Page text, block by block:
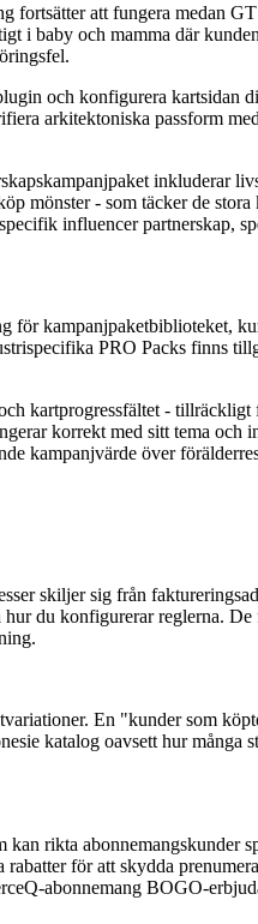
att fungera medan
i baby och mamma där
och konfigurera kartsidan
arkitektoniska passform
inkluderar
mönster - som täcker de
influencer partnerskap,
kampanjpaketbiblioteket,
PRO Packs finns
kartprogressfältet -
korrekt med sitt tema
kampanjvärde över
skiljer sig från
du konfigurerar reglerna.
En "kunder som
katalog oavsett hur många
rikta
för att skydda
abonnemang BOGO-